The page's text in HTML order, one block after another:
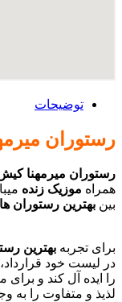
توضیحات
رستوران
رستوران میرمهنا
همراه موزیک زنده
بین بهترین رستوران
برای تجربه بهترین
در لیست خود
را ایده آل کند و
لذیذ و متفاوت را به